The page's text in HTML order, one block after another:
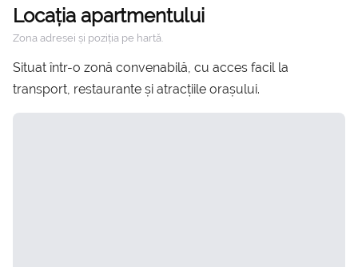
Locația apartmentului
Zona adresei și poziția pe hartă.
Situat într-o zonă convenabilă, cu acces facil la
transport, restaurante și atracțiile orașului.